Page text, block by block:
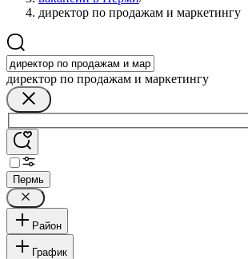
директор по продажам и маркетингу
директор по продажам и маркетингу
Пермь
Район
График